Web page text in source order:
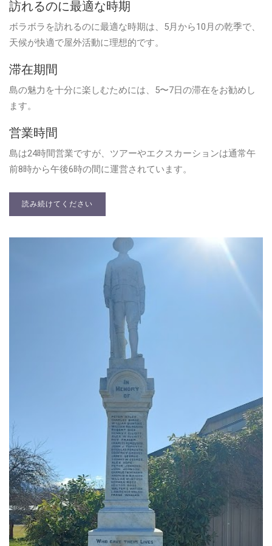
訪れるのに最適な時期
ボラボラを訪れるのに最適な時期は、5月から10月の乾季で、
天候が快適で屋外活動に理想的です。
滞在期間
島の魅力を十分に楽しむためには、5〜7日の滞在をお勧めし
ます。
営業時間
島は24時間営業ですが、ツアーやエクスカーションは通常午
前8時から午後6時の間に運営されています。
読み続けてください